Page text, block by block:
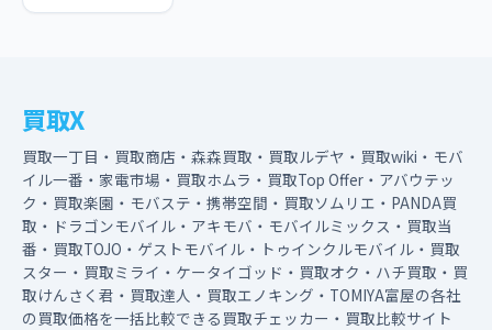
買取X
買取一丁目・買取商店・森森買取・買取ルデヤ・買取wiki・モバ
イル一番・家電市場・買取ホムラ・買取Top Offer・アバウテッ
ク・買取楽園・モバステ・携帯空間・買取ソムリエ・PANDA買
取・ドラゴンモバイル・アキモバ・モバイルミックス・買取当
番・買取TOJO・ゲストモバイル・トゥインクルモバイル・買取
スター・買取ミライ・ケータイゴッド・買取オク・ハチ買取・買
取けんさく君・買取達人・買取エノキング・TOMIYA富屋の各社
の買取価格を一括比較できる買取チェッカー・買取比較サイト